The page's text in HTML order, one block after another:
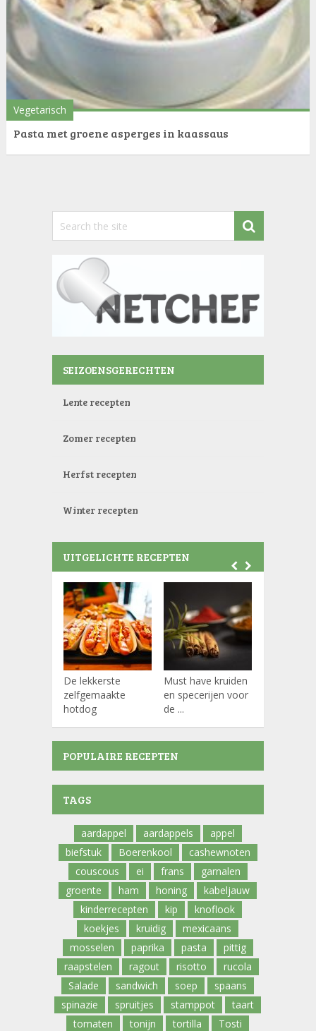
Vegetarisch
Pasta met groene asperges in kaassaus
SEIZOENSGERECHTEN
Lente recepten
Zomer recepten
Herfst recepten
Winter recepten
UITGELICHTE RECEPTEN
De lekkerste
zelfgemaakte
hotdog
Must have kruiden
en specerijen voor
de ...
POPULAIRE RECEPTEN
TAGS
aardappel aardappels
appel
biefstuk
Boerenkool
cashewnoten
couscous
ei frans
garnalen
groente
ham honing
kabeljauw
kinderrecepten
kip
knoflook
koekjes
kruidig
mexicaans
mosselen
paprika pasta
pittig
raapstelen
ragout risotto
rucola
Salade
sandwich soep
spaans
spinazie
spruitjes stamppot
taart
tomaten
tonijn tortilla
Tosti